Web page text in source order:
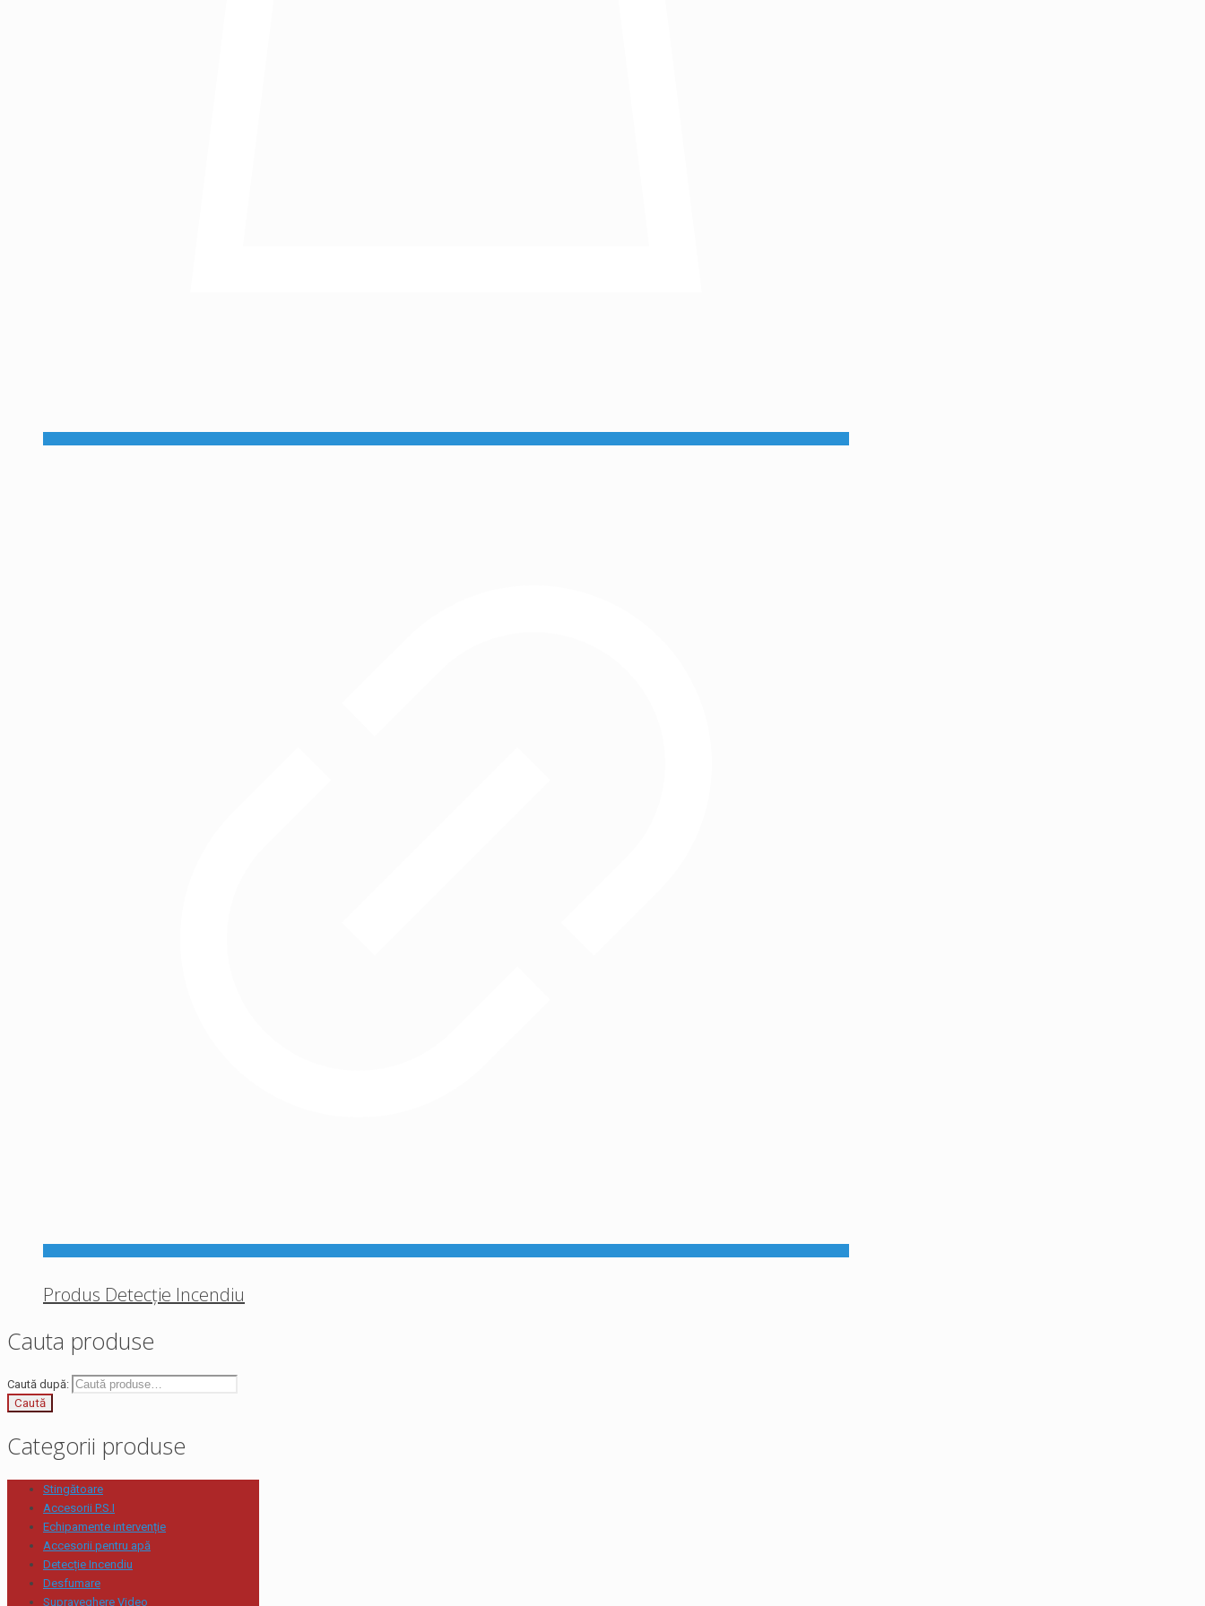
Produs Detecție Incendiu
Cauta produse
Caută după:
Caută
Categorii produse
Stingătoare
Accesorii P.S.I
Echipamente intervenție
Accesorii pentru apă
Detecție Incendiu
Desfumare
Supraveghere Video